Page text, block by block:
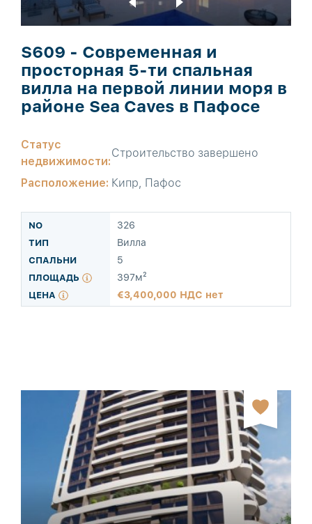
S609 - Современная и
просторная 5-ти спальная
вилла на первой линии моря в
районе Sea Caves в Пафосе
Статус
недвижимости:
Строительство завершено
Расположение: Кипр, Пафос
326
Вилла
5
397м²
3,400,000 НДС нет